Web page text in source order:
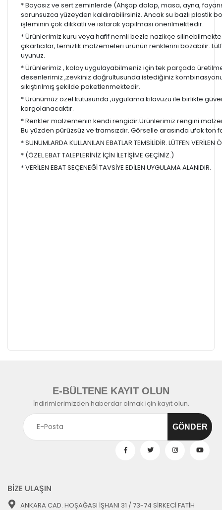
* Boyasız ve sert zeminlerde (Ahşap dolap, masa, ayna,
sorunsuzca yüzeyden kaldırabilirsiniz. Ancak su bazlı plastik
işleminin çok dikkatli ve ısıtarak yapılması önerilmektedir.
* Ürünlerimiz kuru veya hafif nemli bezle nazikçe
çıkartıcılar, temizlik malzemeleri ürünün renklerini bozabilir.
uyunuz.
* Ürünlerimiz , kolay uygulayabilmeniz için tek parçada
desenlerimiz ,zevkiniz doğrultusunda istediğiniz
sıkıştırılmış şekilde paketlenmektedir.
* Ürünümüz özel kutusunda ,uygulama kılavuzu ile birlikte
kargolanacaktır.
* Renkler malzemenin kendi rengidir.Ürünlerimiz rengini
Bu yüzden pürüzsüz ve tramsızdır. Görselle arasında ufak ton
* SUNUMLARDA KULLANILAN EBATLAR TEMSİLİDİR. LÜTFEN VERİLEN
* (ÖZEL EBAT TALEPLERİNİZ İÇİN İLETİŞİME GEÇİNİZ.)
* VERİLEN EBAT SEÇENEĞİ TAVSİYE EDİLEN UYGULAMA ALANIDIR.
E-BÜLTENE KAYIT OLUN
İndirimlerimizden haberdar olmak için kayıt olun.
BİZE ULAŞIN
ANKARA CAD. HOŞAĞASI İŞHANI 31 / 73-74 SİRKECİ FATİH